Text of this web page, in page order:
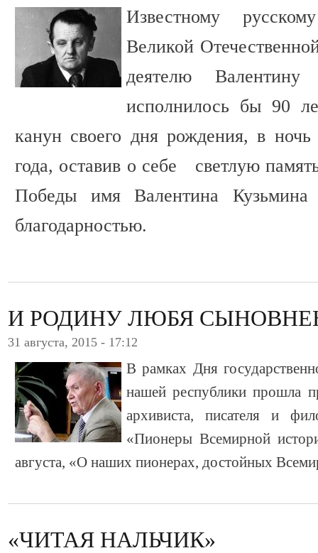
Известному
Великой
деятелю
исполнилось бы 90
канун своего дня рождения, в
года, оставив о себе светлую
Победы имя Валентина Кузьмина
благодарностью.
И РОДИНУ ЛЮБЯ
31 августа, 2015 - 17:12
В рамках Дня
нашей республики прошла
архивиста, писателя и
«Пионеры Всемирной
августа, «О наших пионерах, достойных
«ЧИТАЯ НАЛЬЧИК»